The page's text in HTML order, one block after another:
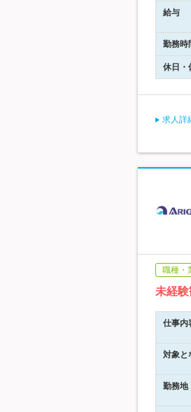
給与
勤務時
休日・
求人詳
職種・
未経
仕事内
対象と
勤務地